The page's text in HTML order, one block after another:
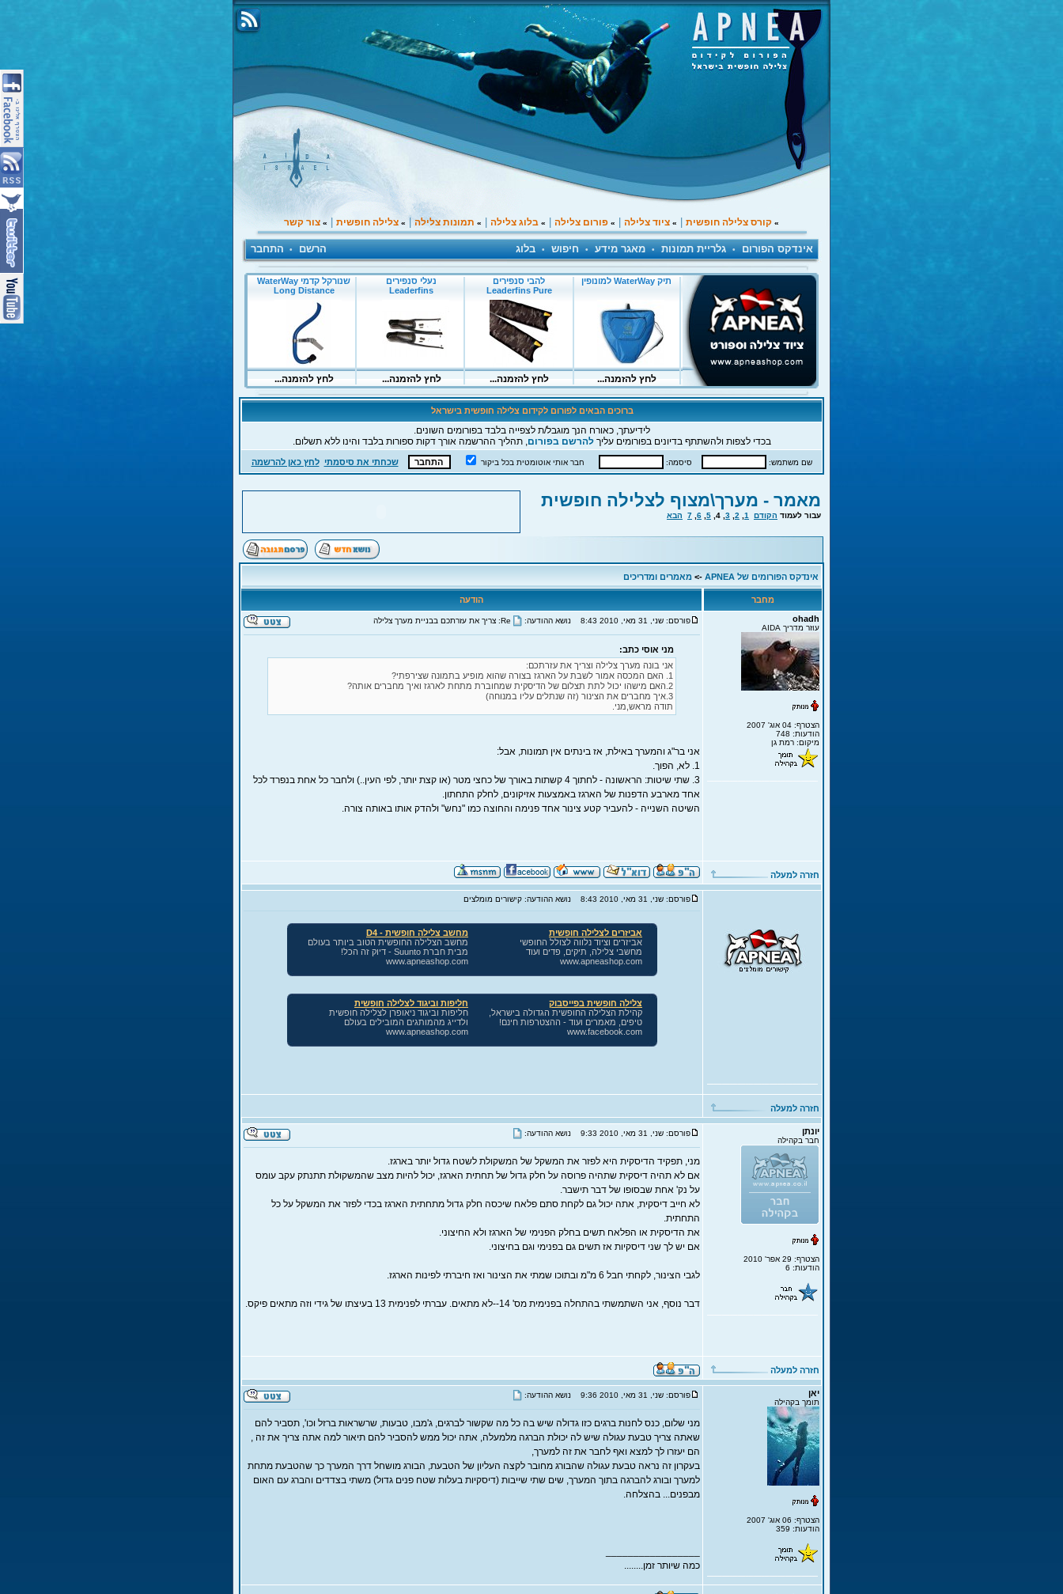
» קורס צלילה חופשית » ציוד צלילה » פורום צלילה » בלוג צלילה » תמונות צלילה » צלילה חופשית » צור קשר
אינדקס הפורום • גלריית תמונות • מאגר מידע • חיפוש • בלוג הרשם • התחבר
ברוכים הבאים לפורום לקידום צלילה חופשית בישראל
לידיעתך, כאורח הנך מוגבל/ת לצפייה בלבד בפורומים השונים.
בכדי לצפות ולהשתתף בדיונים בפורומים עליךלהרשם בפורום, תהליך ההרשמה אורך דקות ספורות בלבד והינו ללא תשלום.
שם משתמש: סיסמה: חבר אותי אוטומטית בכל ביקור שכחתי את סיסמתי לחץ כאן להרשמה
מאמר - מערך\מצוף לצלילה חופשית
עבור לעמוד הקודם 1
2
3
4
5
6
7 הבא
אינדקס הפורומים של APNEA -> מאמרים ומדריכים
מחבר
הודעה
ohadh
עוזר מדריך AIDA
הצטרף: 04 אוג' 2007
הודעות: 748
מיקום: רמת גן
פורסם: שני, 31 מאי, 2010 8:43 נושא ההודעה:
מני אוסי כתב:
אני בונה מערך צלילה וצריך את עזרתכם:
1. האם המכסה אמור לשבת על הארגז בצורה שהוא מופיע בתמונה שצירפתי?
2.האם מישהו יכול לתת תצלום של הדיסקית שמחוברת מתחת לארגז ואיך מחברים אותה?
3.איך מחברים את הצינור (זה שנתלים עליו במנוחה)
תודה מראש,מני.
אני בר"ג והמערך באילת, אז בינתים אין תמונות, אבל:
1. לא, הפוך.
3. שתי שיטות: הראשונה - לחתוך 4 קשתות באורך של כחצי מטר (או קצת יותר, לפי העין..) ולחבר כל אחת בנפרד לכל
אחד מארבע הדפנות של הארגז באמצעות אזיקונים, לחלק התחתון.
השיטה השנייה - להעביר קטע צינור אחד פנימה והחוצה כמו "נחש" ולהדק אותו באותה צורה.
חזרה למעלה
פורסם: שני, 31 מאי, 2010 8:43 נושא ההודעה: קישורים מומלצים
חזרה למעלה
יונתן
חבר בקהילה
הצטרף: 29 אפר' 2010
הודעות: 6
פורסם: שני, 31 מאי, 2010 9:33 נושא ההודעה:
מני, תפקיד הדיסקית היא לפזר את המשקל של המשקולת לשטח גדול יותר בארגז.
אם לא תהיה דיסקית שתהיה פרוסה על חלק גדול של תחתית הארגז, יכול להיות מצב שהמשקולת תתנתק עקב עומס
על נק' אחת שבסופו של דבר תישבר.
לא חייב דיסקית, אתה יכול גם לקחת סתם פלאח שיכסה חלק גדול מתחתית הארגז בכדי לפזר את המשקל על כל
התחתית.
את הדיסקית או הפלאח תשים בחלק הפנימי של הארגז ולא החיצוני.
אם יש לך שני דיסקיות אז תשים גם בפנימי וגם בחיצוני.
לגבי הצינור, לקחתי חבל 6 מ"מ ובתוכו שמתי את הצינור ואז חיברתי לפינות הארגז.
דבר נוסף, אני השתמשתי בהתחלה בפנימית מס' 14--לא מתאים. עברתי לפנימית 13 בעיצתו של גידי וזה מתאים פיקס.
חזרה למעלה
יאן
תומך בקהילה
הצטרף: 06 אוג' 2007
הודעות: 359
פורסם: שני, 31 מאי, 2010 9:36 נושא ההודעה:
מני שלום, כנס לחנות ברגים כזו גדולה שיש בה כל מה שקשור לברגים, ג'מבו, טבעות, שרשראות ברזל וכו', תסביר להם
שאתה צריך טבעת עגולה שיש לה יכולת הברגה מלמעלה, אתה יכול ממש להסביר להם תיאור למה אתה צריך את זה ,
הם יעזרו לך למצא ואף לחבר את זה למערך,
בעקרון זה נראה טבעת עגולה שהבורג מחובר לקצה העליון של הטבעת, הבורג מושחל דרך המערך כך שהטבעת מתחת
למערך ובורג להברגה בתוך המערך, שים שתי שייבות (דיסקיות בעלות שטח פנים גדול) משתי בצדדים והברג עם האום
מבפנים... בהצלחה.
כמה שיותר זמן........